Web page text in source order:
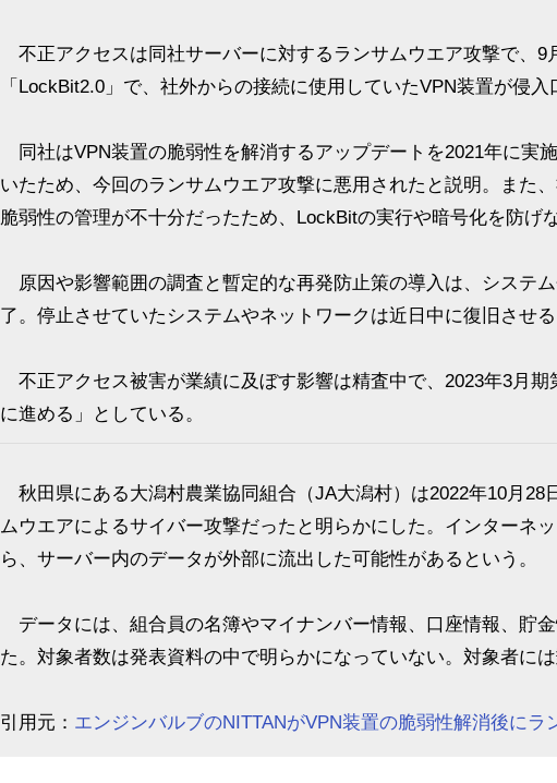
不正アクセスは同社サーバーに対するランサムウエア攻撃で、9
「LockBit2.0」で、社外からの接続に使用していたVPN装置が侵入
同社はVPN装置の脆弱性を解消するアップデートを2021年に実
いたため、今回のランサムウエア攻撃に悪用されたと説明。また
脆弱性の管理が不十分だったため、LockBitの実行や暗号化を防げ
原因や影響範囲の調査と暫定的な再発防止策の導入は、システ
了。停止させていたシステムやネットワークは近日中に復旧させる
不正アクセス被害が業績に及ぼす影響は精査中で、2023年3月
に進める」としている。
秋田県にある大潟村農業協同組合（JA大潟村）は2022年10月28
ムウエアによるサイバー攻撃だったと明らかにした。インターネ
ら、サーバー内のデータが外部に流出した可能性があるという。
データには、組合員の名簿やマイナンバー情報、口座情報、貯
た。対象者数は発表資料の中で明らかになっていない。対象者に
引用元： エンジンバルブのNITTANがVPN装置の脆弱性解消後にラ